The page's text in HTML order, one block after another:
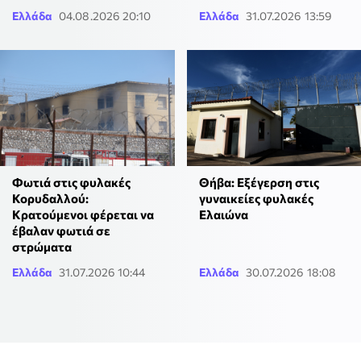
Ελλάδα 04.08.2026 20:10 Ελλάδα 31.07.2026 13:59
Φωτιά στις φυλακές
Κορυδαλλού:
Κρατούμενοι φέρεται να
έβαλαν φωτιά σε
στρώματα
Ελλάδα 31.07.2026 10:44
Θήβα: Εξέγερση στις
γυναικείες φυλακές
Ελαιώνα
Ελλάδα 30.07.2026 18:08